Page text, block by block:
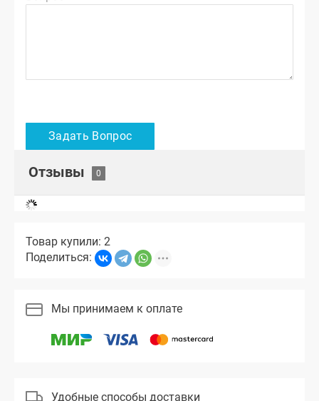
Отзывы
Товар купили: 2
Поделиться:
Мы принимаем к оплате
Удобные способы доставки